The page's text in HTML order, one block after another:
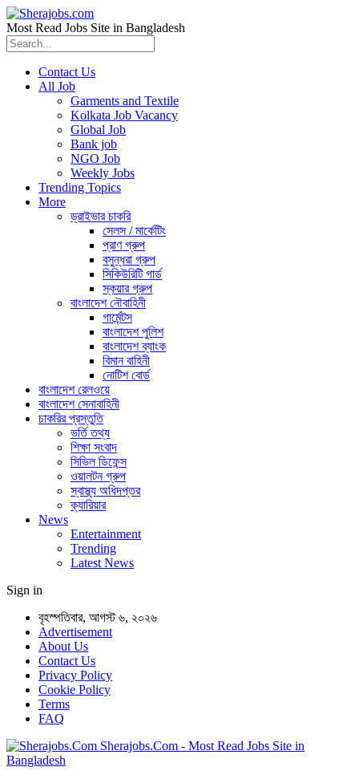
Most Read Jobs Site in Bangladesh
Contact Us
All Job
Garments and Textile
Kolkata Job Vacancy
Global Job
Bank job
NGO Job
Weekly Jobs
Trending Topics
More
ড্রাইভার চাকরি
সেলস / মার্কেটিং
প্রাণ গ্রুপ
বসুন্ধরা গ্রুপ
সিকিউরিটি গার্ড
স্কয়ার গ্রুপ
বাংলাদেশ নৌবাহিনী
গার্মেন্টস
বাংলাদেশ পুলিশ
বাংলাদেশ ব্যাংক
বিমান বাহিনী
নোটিশ বোর্ড
বাংলাদেশ রেলওয়ে
বাংলাদেশ সেনাবাহিনী
চাকরির প্রস্তুতি
ভর্তি তথ্য
শিক্ষা সংবাদ
সিভিল ডিফেন্স
ওয়ালটন গ্রুপ
স্বাস্থ্য অধিদপ্তর
ক্যারিয়ার
News
Entertainment
Trending
Latest News
Sign in
বৃহস্পতিবার, আগস্ট ৬, ২০২৬
Advertisement
About Us
Contact Us
Privacy Policy
Cookie Policy
Terms
FAQ
Sherajobs.Com - Most Read Jobs Site in
Bangladesh